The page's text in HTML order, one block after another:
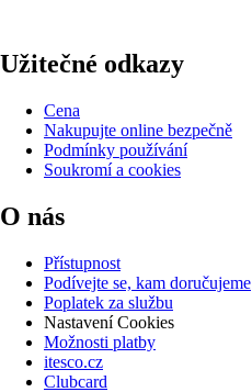
Užitečné odkazy
Cena
Nakupujte online bezpečně
Podmínky používání
Soukromí a cookies
O nás
Přístupnost
Podívejte se, kam doručujeme
Poplatek za službu
Nastavení Cookies
Možnosti platby
itesco.cz
Clubcard